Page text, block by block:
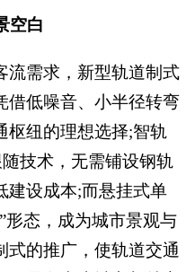
空白
流需求，新型轨道制式
借低噪音、小半径转弯
枢纽的理想选择;智轨
技术，无需铺设钢轨
建设成本;而悬挂式单
形态，成为城市景观与
式的推广，使轨道交通